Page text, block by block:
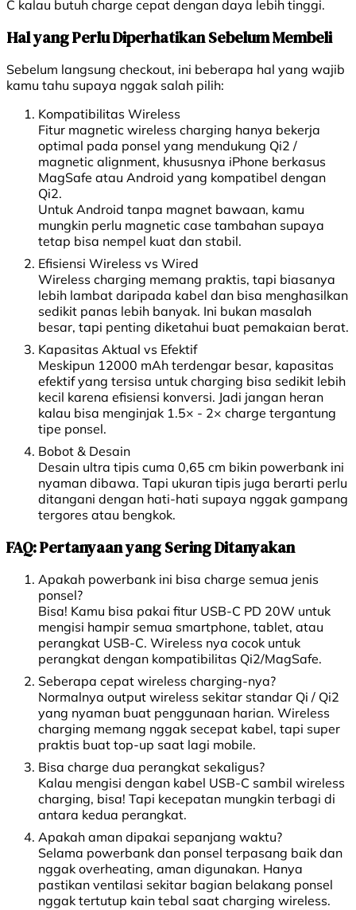
C kalau butuh charge cepat dengan daya lebih tinggi.
Hal yang Perlu Diperhatikan Sebelum Membeli
Sebelum langsung checkout, ini beberapa hal yang wajib
kamu tahu supaya nggak salah pilih:
Kompatibilitas Wireless
Fitur magnetic wireless charging hanya bekerja
optimal pada ponsel yang mendukung Qi2 /
magnetic alignment, khususnya iPhone berkasus
MagSafe atau Android yang kompatibel dengan
Qi2.
Untuk Android tanpa magnet bawaan, kamu
mungkin perlu magnetic case tambahan supaya
tetap bisa nempel kuat dan stabil.
Efisiensi Wireless vs Wired
Wireless charging memang praktis, tapi biasanya
lebih lambat daripada kabel dan bisa menghasilkan
sedikit panas lebih banyak. Ini bukan masalah
besar, tapi penting diketahui buat pemakaian berat.
Kapasitas Aktual vs Efektif
Meskipun 12000 mAh terdengar besar, kapasitas
efektif yang tersisa untuk charging bisa sedikit lebih
kecil karena efisiensi konversi. Jadi jangan heran
kalau bisa menginjak 1.5× - 2× charge tergantung
tipe ponsel.
Bobot & Desain
Desain ultra tipis cuma 0,65 cm bikin powerbank ini
nyaman dibawa. Tapi ukuran tipis juga berarti perlu
ditangani dengan hati-hati supaya nggak gampang
tergores atau bengkok.
FAQ: Pertanyaan yang Sering Ditanyakan
Apakah powerbank ini bisa charge semua jenis
ponsel?
Bisa! Kamu bisa pakai fitur USB-C PD 20W untuk
mengisi hampir semua smartphone, tablet, atau
perangkat USB-C. Wireless nya cocok untuk
perangkat dengan kompatibilitas Qi2/MagSafe.
Seberapa cepat wireless charging-nya?
Normalnya output wireless sekitar standar Qi / Qi2
yang nyaman buat penggunaan harian. Wireless
charging memang nggak secepat kabel, tapi super
praktis buat top-up saat lagi mobile.
Bisa charge dua perangkat sekaligus?
Kalau mengisi dengan kabel USB-C sambil wireless
charging, bisa! Tapi kecepatan mungkin terbagi di
antara kedua perangkat.
Apakah aman dipakai sepanjang waktu?
Selama powerbank dan ponsel terpasang baik dan
nggak overheating, aman digunakan. Hanya
pastikan ventilasi sekitar bagian belakang ponsel
nggak tertutup kain tebal saat charging wireless.